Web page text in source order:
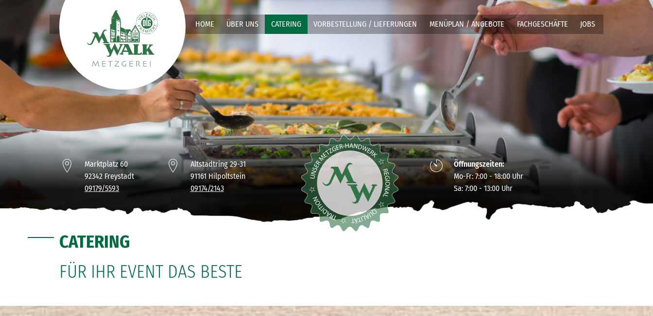
Zum Hauptinhalt springen
HOME
ÜBER UNS CATERING(CURRENT)
VORBESTELLUNG / LIEFERUNGEN MENÜPLAN / ANGEBOTE FACHGESCHÄFTE JOBS
Marktplatz 60
92342 Freystadt
09179/5593
Altstadtring 29-31
91161 Hilpoltstein
09174/2143
Öffnungszeiten:
Mo-Fr: 7:00 - 18:00 Uhr
Sa: 7:00 - 13:00 Uhr
CATERING
FÜR IHR EVENT DAS BESTE